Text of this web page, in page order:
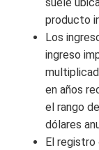
producto
Los
ingreso
en años
el rango
dólares
El registro